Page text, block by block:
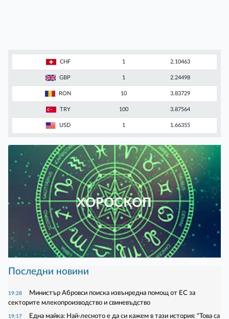
CHF 1 2.10463
GBP 1 2.24498
RON 10 3.83729
TRY 100 3.87564
USD 1 1.66355
ХОРОСКОП
Последни новини
19:28
Министър Абровси поиска извънредна помощ от ЕС за
секторите млекопроизводство и свиневъдство
19:17 Една майка: Най-лесното е да си кажем в тази история: "Това са